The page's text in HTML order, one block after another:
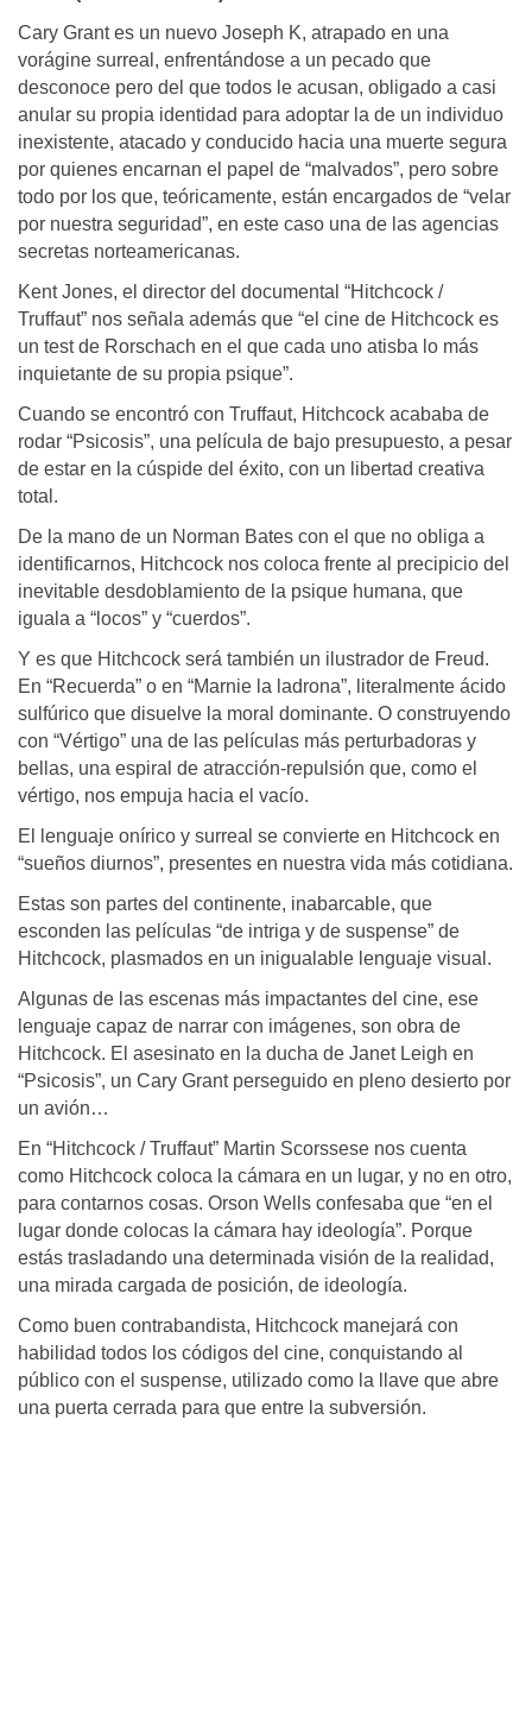
Cary Grant es un nuevo Joseph K, atrapado en una
vorágine surreal, enfrentándose a un pecado que
desconoce pero del que todos le acusan, obligado a casi
anular su propia identidad para adoptar la de un individuo
inexistente, atacado y conducido hacia una muerte segura
por quienes encarnan el papel de “malvados”, pero sobre
todo por los que, teóricamente, están encargados de “velar
por nuestra seguridad”, en este caso una de las agencias
secretas norteamericanas.
Kent Jones, el director del documental “Hitchcock /
Truffaut” nos señala además que “el cine de Hitchcock es
un test de Rorschach en el que cada uno atisba lo más
inquietante de su propia psique”.
Cuando se encontró con Truffaut, Hitchcock acababa de
rodar “Psicosis”, una película de bajo presupuesto, a pesar
de estar en la cúspide del éxito, con un libertad creativa
total.
De la mano de un Norman Bates con el que no obliga a
identificarnos, Hitchcock nos coloca frente al precipicio del
inevitable desdoblamiento de la psique humana, que
iguala a “locos” y “cuerdos”.
Y es que Hitchcock será también un ilustrador de Freud.
En “Recuerda” o en “Marnie la ladrona”, literalmente ácido
sulfúrico que disuelve la moral dominante. O construyendo
con “Vértigo” una de las películas más perturbadoras y
bellas, una espiral de atracción-repulsión que, como el
vértigo, nos empuja hacia el vacío.
El lenguaje onírico y surreal se convierte en Hitchcock en
“sueños diurnos”, presentes en nuestra vida más cotidiana.
Estas son partes del continente, inabarcable, que
esconden las películas “de intriga y de suspense” de
Hitchcock, plasmados en un inigualable lenguaje visual.
Algunas de las escenas más impactantes del cine, ese
lenguaje capaz de narrar con imágenes, son obra de
Hitchcock. El asesinato en la ducha de Janet Leigh en
“Psicosis”, un Cary Grant perseguido en pleno desierto por
un avión…
En “Hitchcock / Truffaut” Martin Scorssese nos cuenta
como Hitchcock coloca la cámara en un lugar, y no en otro,
para contarnos cosas. Orson Wells confesaba que “en el
lugar donde colocas la cámara hay ideología”. Porque
estás trasladando una determinada visión de la realidad,
una mirada cargada de posición, de ideología.
Como buen contrabandista, Hitchcock manejará con
habilidad todos los códigos del cine, conquistando al
público con el suspense, utilizado como la llave que abre
una puerta cerrada para que entre la subversión.